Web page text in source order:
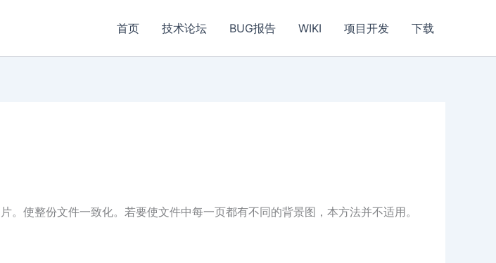
首页 技术论坛 BUG报告 WIKI 项目开发 下载
使整份文件一致化。若要使文件中每一页都有不同的背景图，本方法并不适用。